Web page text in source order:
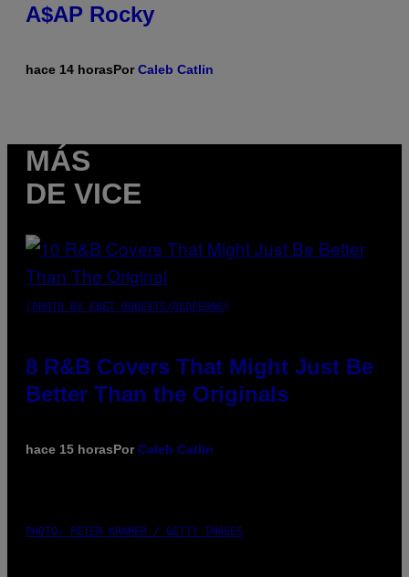
A$AP Rocky
hace 14 horasPorCaleb Catlin
MÁS
DE VICE
(PHOTO BY EBET ROBERTS/REDFERNS)
8 R&B Covers That Might Just Be
Better Than the Originals
hace 15 horasPorCaleb Catlin
PHOTO: PETER KRAMER / GETTY IMAGES